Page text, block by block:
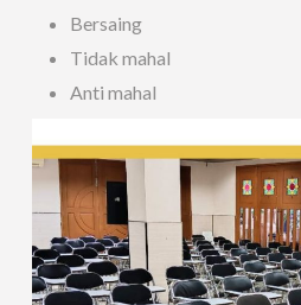
Bersaing
Tidak mahal
Anti mahal